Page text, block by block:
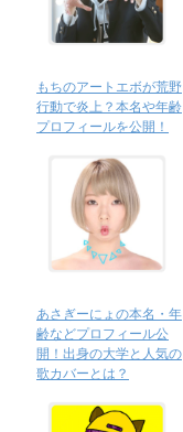
もちのアートエボが荒野
行動で炎上？本名や年齢
プロフィールを公開！
あさぎーにょの本名・年
齢などプロフィール公
開！出身の大学と人気の
歌カバーとは？